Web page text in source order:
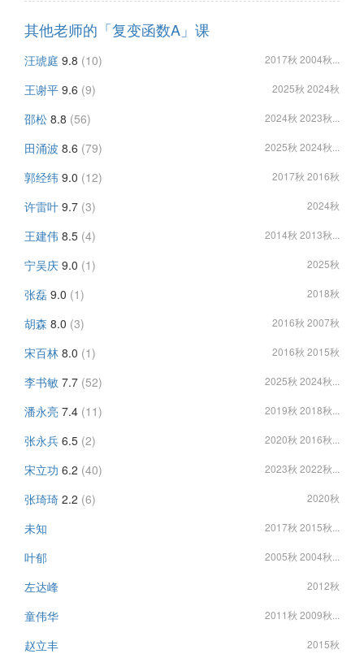
其他老师的「复变函数A」课
汪琥庭 9.8 (10) 2017秋 2004秋...
王谢平 9.6 (9) 2025秋 2024秋
邵松 8.8 (56) 2024秋 2023秋...
田涌波 8.6 (79) 2025秋 2024秋...
郭经纬 9.0 (12) 2017秋 2016秋
许雷叶 9.7 (3) 2024秋
王建伟 8.5 (4) 2014秋 2013秋...
宁吴庆 9.0 (1) 2025秋
张磊 9.0 (1) 2018秋
胡森 8.0 (3) 2016秋 2007秋
宋百林 8.0 (1) 2016秋 2015秋
李书敏 7.7 (52) 2025秋 2024秋...
潘永亮 7.4 (11) 2019秋 2018秋...
张永兵 6.5 (2) 2020秋 2016秋...
宋立功 6.2 (40) 2023秋 2022秋...
张琦琦 2.2 (6) 2020秋
未知 2017秋 2015秋...
叶郁 2005秋 2004秋...
左达峰 2012秋
童伟华 2011秋 2009秋...
赵立丰 2015秋